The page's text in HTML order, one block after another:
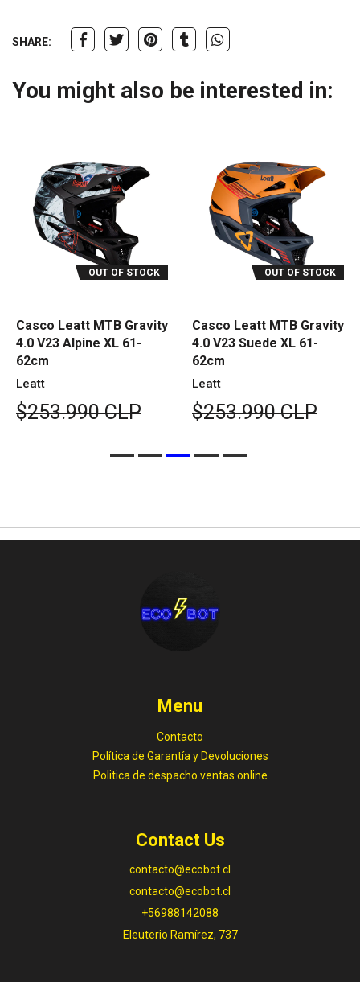
SHARE:
You might also be interested in:
OUT OF STOCK
Casco Leatt MTB Gravity
4.0 V23 Alpine XL 61-
62cm
Leatt
$253.990 CLP
OUT OF STOCK
Casco Leatt MTB Gravity
4.0 V23 Suede XL 61-
62cm
Leatt
$253.990 CLP
Menu
Contacto
Política de Garantía y Devoluciones
Politica de despacho ventas online
Contact Us
contacto@ecobot.cl
contacto@ecobot.cl
+56988142088
Eleuterio Ramírez, 737